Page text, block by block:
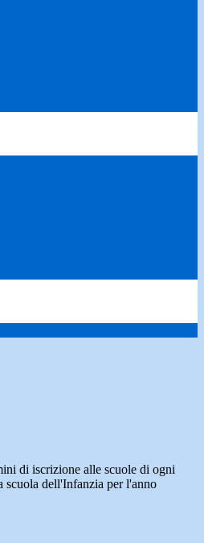
di iscrizione alle scuole di ogni
scuola dell'Infanzia per l'anno